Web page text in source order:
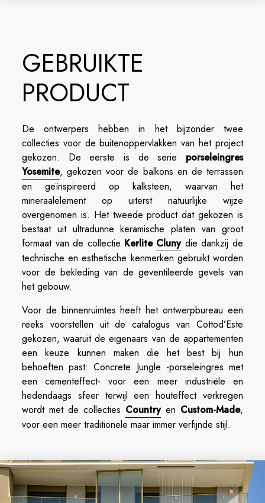
GEBRUIKTE
PRODUCT
De ontwerpers hebben in het bijzonder twee
collecties voor de buitenoppervlakken van het project
gekozen. De eerste is de serie porseleingres
Yosemite, gekozen voor de balkons en de terrassen
en geïnspireerd op kalksteen, waarvan het
mineraalelement op uiterst natuurlijke wijze
overgenomen is. Het tweede product dat gekozen is
bestaat uit ultradunne keramische platen van groot
formaat van de collectie Kerlite Clunydie dankzij de
technische en esthetische kenmerken gebruikt worden
voor de bekleding van de geventileerde gevels van
het gebouw.
Voor de binnenruimtes heeft het ontwerpbureau een
reeks voorstellen uit de catalogus van Cottod’Este
gekozen, waaruit de eigenaars van de appartementen
een keuze kunnen maken die het best bij hun
behoeften past: Concrete Jungle -porseleingres met
een cementeffect- voor een meer industriële en
hedendaags sfeer terwijl een houteffect verkregen
wordt met de collecties Countryen Custom-Made,
voor een meer traditionele maar immer verfijnde stijl.